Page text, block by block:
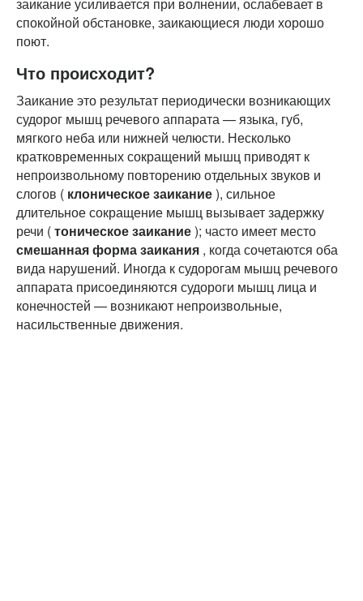
спокойной обстановке, заикающиеся люди хорошо
поют.
Что происходит?
Заикание это результат периодически возникающих
судорог мышц речевого аппарата — языка, губ,
мягкого неба или нижней челюсти. Несколько
кратковременных сокращений мышц приводят к
непроизвольному повторению отдельных звуков и
слогов ( клоническое заикание), сильное
длительное сокращение мышц вызывает задержку
речи (тоническое заикание); часто имеет место
смешанная форма заикания , когда сочетаются оба
вида нарушений. Иногда к судорогам мышц речевого
аппарата присоединяются судороги мышц лица и
конечностей — возникают непроизвольные,
насильственные движения.